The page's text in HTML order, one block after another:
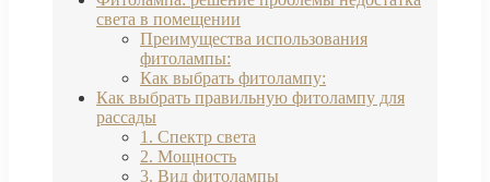
света в помещении
Преимущества использования
фитолампы:
Как выбрать фитолампу:
Как выбрать правильную фитолампу для
рассады
1. Спектр света
2. Мощность
3. Вид фитолампы